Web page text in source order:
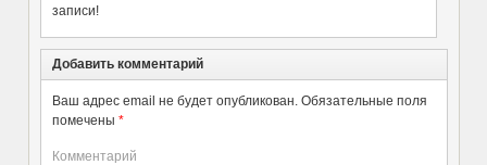
записи!
Добавить комментарий
Ваш адрес email не будет опубликован. Обязательные поля
помечены *
Комментарий